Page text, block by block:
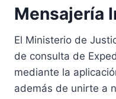
Mensajería
El Ministerio de
de consulta de
mediante la
además de unirte a